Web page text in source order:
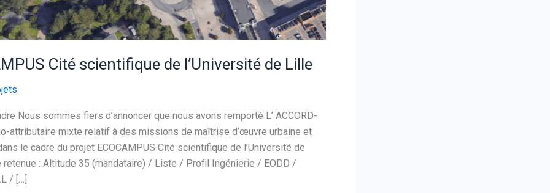
Cité scientifique de l’Université de Lille
Nous sommes fiers d’annoncer que nous avons remporté L’ ACCORD-
attributaire mixte relatif à des missions de maîtrise d’œuvre urbaine et
le cadre du projet ECOCAMPUS Cité scientifique de l’Université de
retenue : Altitude 35 (mandataire) / Liste / Profil Ingénierie / EODD /
/ […]